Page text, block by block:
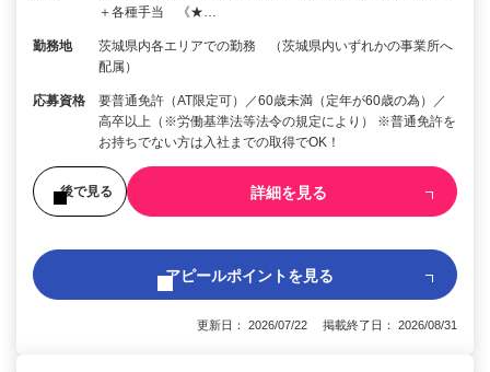
＋各種手当 《★…
勤務地
茨城県内各エリアでの勤務 （茨城県内いずれかの事業所へ
配属）
応募資格
要普通免許（AT限定可）／60歳未満（定年が60歳の為）／
高卒以上（※労働基準法等法令の規定により） ※普通免許を
お持ちでない方は入社までの取得でOK！
後で見る 詳細を見る
アピールポイントを見る
更新日： 2026/07/22 掲載終了日： 2026/08/31